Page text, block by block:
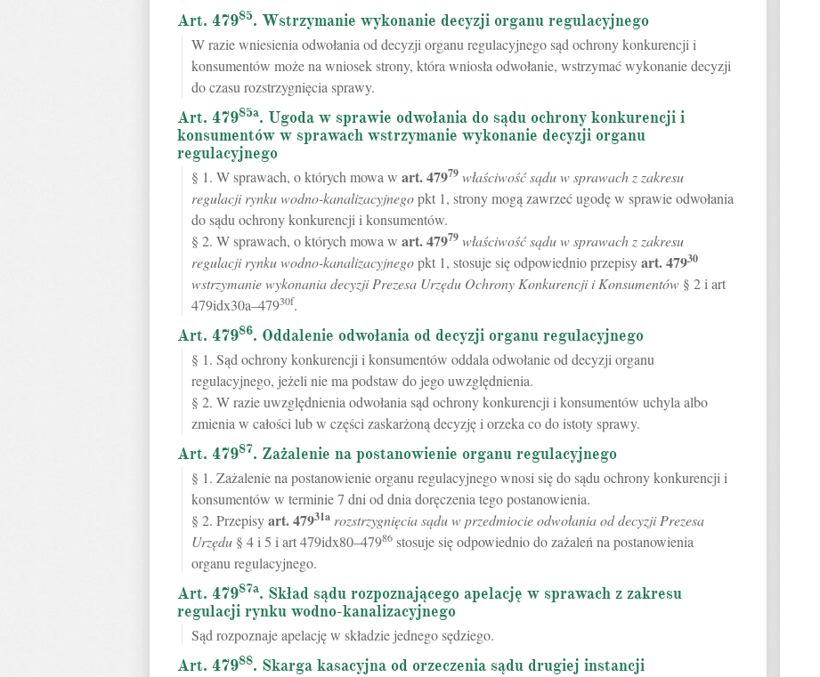
Art. 47985. Wstrzymanie wykonanie decyzji organu regulacyjnego
W razie wniesienia odwołania od decyzji organu regulacyjnego sąd ochrony konkurencji i
konsumentów może na wniosek strony, która wniosła odwołanie, wstrzymać wykonanie decyzji
do czasu rozstrzygnięcia sprawy.
Art. 47985a. Ugoda w sprawie odwołania do sądu ochrony konkurencji i
konsumentów w sprawach wstrzymanie wykonanie decyzji organu
regulacyjnego
§ 1. W sprawach, o których mowa w art.47979 właściwość sądu w sprawach z zakresu
regulacji rynku wodno-kanalizacyjnegopkt 1, strony mogą zawrzeć ugodę w sprawie odwołania
do sądu ochrony konkurencji i konsumentów.
§ 2. W sprawach, o których mowa w art.47979 właściwość sądu w sprawach z zakresu
regulacji rynku wodno-kanalizacyjnegopkt 1, stosuje się odpowiednio przepisyart.47930
wstrzymanie wykonania decyzji Prezesa Urzędu Ochrony Konkurencji i Konsumentów § 2 i art
479idx30a–47930f.
Art. 47986. Oddalenie odwołania od decyzji organu regulacyjnego
§ 1. Sąd ochrony konkurencji i konsumentów oddala odwołanie od decyzji organu
regulacyjnego, jeżeli nie ma podstaw do jego uwzględnienia.
§ 2. W razie uwzględnienia odwołania sąd ochrony konkurencji i konsumentów uchyla albo
zmienia w całości lub w części zaskarżoną decyzję i orzeka co do istoty sprawy.
Art. 47987. Zażalenie na postanowienie organu regulacyjnego
§ 1. Zażalenie na postanowienie organu regulacyjnego wnosi się do sądu ochrony konkurencji i
konsumentów w terminie 7 dni od dnia doręczenia tego postanowienia.
§ 2. Przepisyart.47931a rozstrzygnięcia sądu w przedmiocie odwołania od decyzji Prezesa
Urzędu § 4 i 5 i art 479idx80–47986 stosuje się odpowiednio do zażaleń na postanowienia
organu regulacyjnego.
Art. 47987a. Skład sądu rozpoznającego apelację w sprawach z zakresu
regulacji rynku wodno-kanalizacyjnego
Sąd rozpoznaje apelację w składzie jednego sędziego.
Art. 47988. Skarga kasacyjna od orzeczenia sądu drugiej instancji